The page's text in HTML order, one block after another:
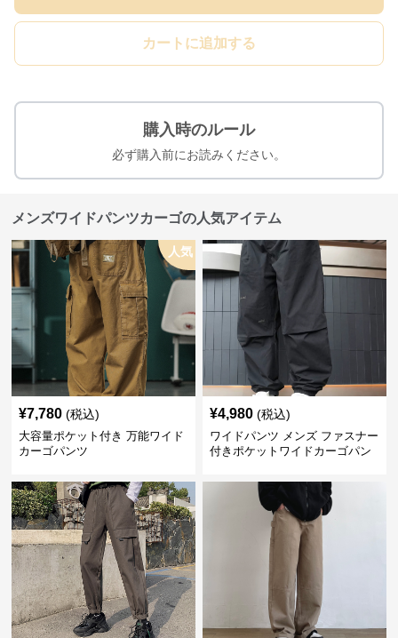
カートに追加する
購入時のルール
必ず購入前にお読みください。
メンズワイドパンツカーゴの人気アイテム
人気
¥7,780 (税込)
大容量ポケット付き 万能ワイド
カーゴパンツ
¥4,980 (税込)
ワイドパンツ メンズ ファスナー
付きポケットワイドカーゴパン